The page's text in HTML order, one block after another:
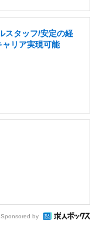
スタッフ/安定の経
リア実現可能
Sponsored by